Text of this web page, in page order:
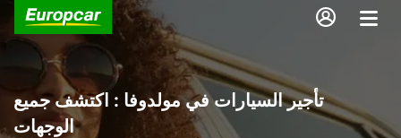
تأجير السيارات في مولدوفا : اكتشف جميع
الوجهات